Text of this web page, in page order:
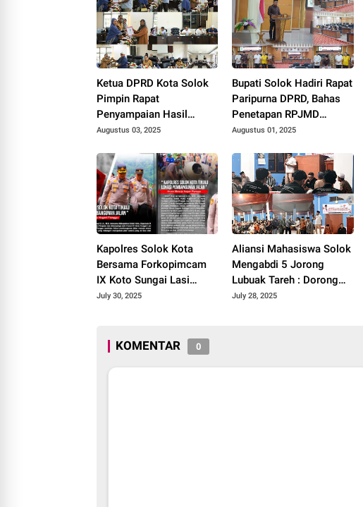
Ketua DPRD Kota Solok
Pimpin Rapat
Penyampaian Hasil
Pembahasan Pansus
2029.
Augustus 03, 2025
Bupati Solok Hadiri Rapat
Paripurna DPRD, Bahas
Penetapan RPJMD
2025–2029
Augustus 01, 2025
Kapolres Solok Kota
Bersama Forkopimcam
IX Koto Sungai Lasi
Tinjau Pembangunan
July 30, 2025
Aliansi Mahasiswa Solok
Mengabdi 5 Jorong
Lubuak Tareh : Dorong
Akses Kesehatan,
July 28, 2025
KOMENTAR 0